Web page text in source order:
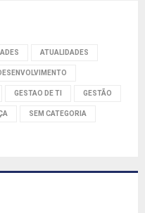
ATUALIDADES
GESTAO DE TI GESTÃO
SEM CATEGORIA